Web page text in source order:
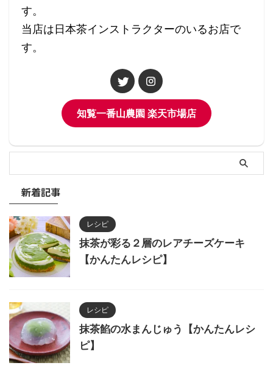
す。
当店は日本茶インストラクターのいるお店で
す。
知覧一番山農園 楽天市場店
新着記事
レシピ
抹茶が彩る２層のレアチーズケーキ
【かんたんレシピ】
レシピ
抹茶餡の水まんじゅう【かんたんレシ
ピ】